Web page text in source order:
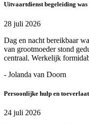
Uitvaartdienst begeleiding was
28 juli 2026
Dag en nacht bereikbaar
van grootmoeder stond
centraal. Werkelijk
- Jolanda van Doorn
Persoonlijke hulp en toeverlaat
24 juli 2026